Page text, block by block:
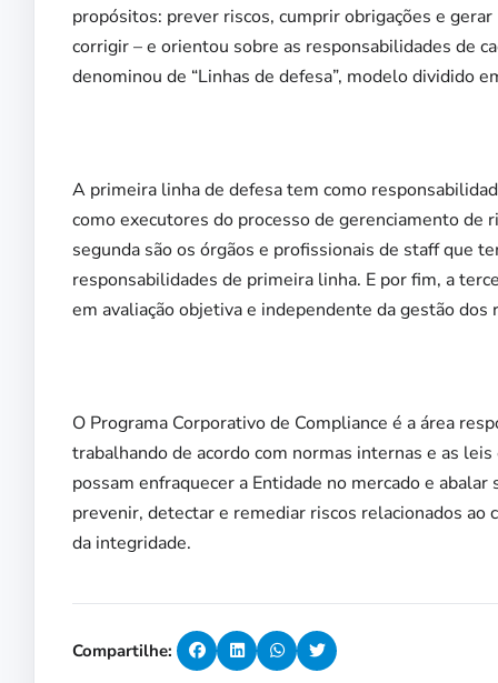
propósitos: prever riscos, cumprir obrigações e
corrigir – e orientou sobre as responsabilidades de
denominou de “Linhas de defesa”, modelo dividido
A primeira linha de defesa tem como
como executores do processo de gerenciamento de
segunda são os órgãos e profissionais de staff que
responsabilidades de primeira linha. E por fim, a
em avaliação objetiva e independente da gestão dos
O Programa Corporativo de Compliance é a área
trabalhando de acordo com normas internas e as
possam enfraquecer a Entidade no mercado e
prevenir, detectar e remediar riscos relacionados
da integridade.
Compartilhe: